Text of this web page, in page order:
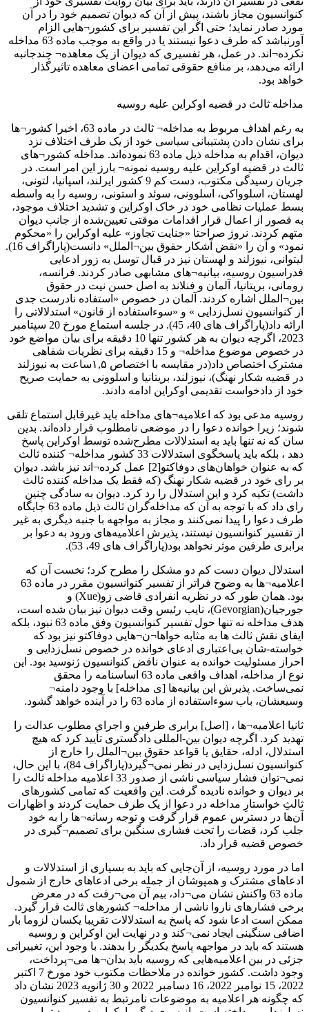
کنوانسیون مجاز باشند، پیش از آن که دیوان تصمیم خود را در آن
مورد صادر نماید؛ حتی اگر این تفسیر برای کشور¬هایی الزام
آورنباشد که طرف دعوا نیستند یا در واقع به موجب ماده 63 مداخله
نکرده¬اند. در عمل، هر تفسیری که دیوان از یک معاهده¬ چندجانبه
ارائه می‌دهد، بر منافع حقوقی تمامی اعضای معاهده تاثیرگذار
خواهد بود.
مداخله ثالث در قضیه اوکراین علیه روسیه
به رغم اهداف مربوط به مداخله¬ ثالث در ماده 63، اخیرا کشور¬ها
برای نشان دادن پشتیبانی سیاسی خود از یک طرف اختلاف نزد
دیوان، اقدام به مداخله ذیل ماده 63 نموده‌اند. مداخله کشور¬های
ثالث در قضیه اوکراین علیه روسیه نمونه¬ بارز این امر است. در
جریان رسیدگی مکتوب، دست کم 9 کشور ایرلند، اسپانیا، لتونی،
لهستان، اسلوواکی، اسلوونی، سوئد و استونی، روسیه را به واسطه
بسط عملیات نظامی خود در خاک اوکراین و تشدید اختلاف موجود،
به قصور از اعمال قرار اقدامات موقتی تعیین‌شده از جانب دیوان
متهم کردند. نروژ صراحتا «جنایت تجاوز» علیه اوکراین را «محکوم
نمود» و آن را «نقض آشکار حقوق بین¬الملل» دانست(پاراگراف 16).
لیتوانی، نیوزلند و لهستان نیز در قبال توسل به زور ادعایی
فدراسیون روسیه، بیانیه¬های مشابهی صادر کردند. فرانسه،
رومانی، بریتانیا، آلمان و فنلاند به اصل حسن نیت در حقوق
بین¬الملل اشاره کردند. آلمان در خصوص «استفاده نادرست جدی
از کنوانسیون نسل‌زدایی » و «سوءاستفاده از قانون» استدلالاتی را
ارائه داد(پاراگراف های 40، 45). در جلسه استماع مورخ 20 سپتامبر
2023، اگرچه دیوان به هر کشور تنها 10 دقیقه برای بیان مواضع خود
در خصوص موضوع مداخله¬ و 15 دقیقه برای نظریات شفاهی
مشترک اختصاص داد(در مقایسه با اختصاص ۱,۵ساعت به نیوزلند
در قضیه شکار نهنگ)، نیوزلند، بریتانیا و اسلوونی به حمایت صریح
خود از دادخواست تقدیمی اوکراین ادامه دادند.
روسیه مدعی بود که اعلامیه¬های مداخله باید غیرقابل استماع تلقی
شوند؛ زیرا خوانده دعوا را در موضعی نامطلوب قرار داده‌اند. بدین
سان که نه تنها باید به استدلالات مطرح‌شده توسط اوکراین پاسخ
دهد ، بلکه باید پاسخگوی استدلالات 33 کشور مداخله¬ کننده ثالث
که به عنوان خواهان‌های دوفاکتو[2] عمل کرده¬اند نیز باشد. دیوان
بر رای خود در قضیه شکار نهنگ (که فقط یک مداخله‌ کننده ثالث
داشت) تکیه کرد و این استدلال را رد کرد. دیوان به سادگی چنین
رای داد که با توجه به آن که مداخله‌گران ثالث ذیل ماده 63 جایگاه
طرف دعوا را پیدا نمی‌کنند و مجاز به مواجهه با جنبه دیگری به غیر
از تفسیر کنوانسیون نیستند، پذیرش اعلامیه‌های ورود به دعوا بر
برابری طرفین موثر نخواهد بود(پاراگراف های 49، 53).
استدلال دیوان دست کم دو مشکل را مطرح کرد؛ نخست آن که
اعلامیه¬ها به وضوح فراتر از تفسیر کنوانسیون مقرر در ماده 63
بود. همان طور که در نظریه انفرادی قاضی زو(Xue) و
جورجیان(Gevorgian)، نایب رئیس وقت دیوان نیز بیان شده است،
هدف مداخله نه تنها حول تفسیر کنوانسیون وفق ماده 63 نبود، بلکه
ایفای نقش ثالث ها به مثابه خواها¬ن¬هایی دوفاکتو نیز بود که
خواسته-شان بی‌اعتباری ادعای خوانده در خصوص نسل‌زدایی و
احراز مسئولیت خوانده به عنوان ناقض کنوانسیون ژنوسید بود. این
نوع از مداخله، اهداف واقعی ماده 63 اساسنامه را محقق
نمی‌ساخت. پذیرش این بیانیه‌ها [ی مداخله] با وجود دامنه¬
وسیعشان، باب سوءاستفاده از ماده 63 را در آینده خواهد گشود.
ثانیا اعلامیه¬ها ، [اصل] برابری طرفین و اجرای مطلوب عدالت را
تهدید کرد. اگرچه دیوان بین-المللی دادگستری تأیید کرد که هیچ
استدلال، ادله، حقایق یا قواعد حقوق بین¬الملل را خارج از
کنوانسیون نسل‌زدایی در نظر نمی¬گیرد(پاراگراف 84)، با این حال،
نمی¬توان فشار سیاسی ناشی از صدور 33 اعلامیه مداخله ثالث را
بر دیوان و خوانده نادیده گرفت. این واقعیت که تمامی کشورهای
ثالثِ خواستارِ مداخله در دعوا از یک طرف حمایت کردند و اظهارات
آن‌ها در دسترس عموم قرار گرفت و توجه رسانه¬ها را به خود
جلب کرد، قضات را تحت فشاری سنگین برای تصمیم¬گیری در
خصوص قضیه قرار داد.
اما در مورد روسیه، از آن‌جایی که باید به بسیاری از استدلالات و
ادعاهای مشترک و همپوشان از جمله برخی ادعاهای خارج از شمول
ماده 63 واکنش نشان می¬داد، بیم آن می¬رفت که در معرض
برخی فشارهای ناروا ناشی از مداخله¬ کشورهای ثالث قرار گیرد.
ممکن است ادعا شود که پاسخ به استدلالات تقریبا یکسان لزوما بار
اضافی سنگینی ایجاد نمی¬کند و در نهایت این اوکراین و روسیه
هستند که باید در مواجهه پاسخ یکدیگر را بدهند. با وجود این، تغییراتی
جزئی در بین اعلامیه‌هایی که روسیه باید بدان¬ها می¬پرداخت،
وجود داشت. کشور خوانده در ملاحظات مکتوب خود مورخ 7 اکتبر
2022، 15 نوامبر 2022، 16 دسامبر 2022 و 30 ژانویه 2023 نشان داد
که چگونه هر اعلامیه به موضوعات نامرتبط به تفسیر کنوانسیون